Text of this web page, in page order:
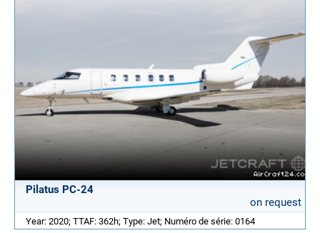
Pilatus PC-24
on request
Year: 2020; TTAF: 362h; Type: Jet; Numéro de série: 0164